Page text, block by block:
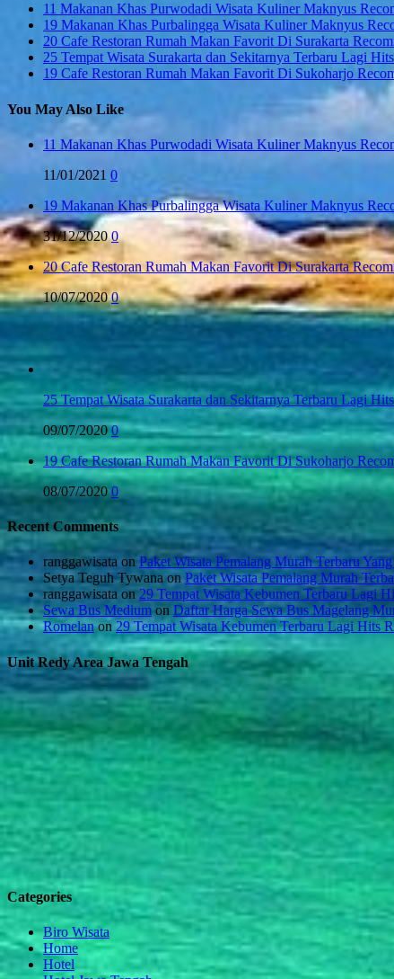
11 Makanan Khas Purwodadi Wisata Kuliner Maknyus
19 Makanan Khas Purbalingga Wisata Kuliner Maknyus
20 Cafe Restoran Rumah Makan Favorit Di Surakarta
25 Tempat Wisata Surakarta dan Sekitarnya Terbaru Lagi
19 Cafe Restoran Rumah Makan Favorit Di Sukoharjo
You May Also Like
11 Makanan Khas Purwodadi Wisata Kuliner Maknyus
11/01/2021 0
19 Makanan Khas Purbalingga Wisata Kuliner Maknyus
31/12/2020 0
20 Cafe Restoran Rumah Makan Favorit Di Surakarta
10/07/2020 0
25 Tempat Wisata Surakarta dan Sekitarnya Terbaru Lagi
09/07/2020 0
19 Cafe Restoran Rumah Makan Favorit Di Sukoharjo
08/07/2020 0
Recent Comments
ranggawisata on Paket Wisata Pemalang Murah Terbaru
Setya Teguh Tywana on Paket Wisata Pemalang Murah
ranggawisata on 29 Tempat Wisata Kebumen Terbaru Lagi
Sewa Bus Medium on Daftar Harga Sewa Bus Magelang
Romelanon29 Tempat Wisata Kebumen Terbaru Lagi Hits
Unit Redy Area Jawa Tengah
Categories
Biro Wisata
Home
Hotel